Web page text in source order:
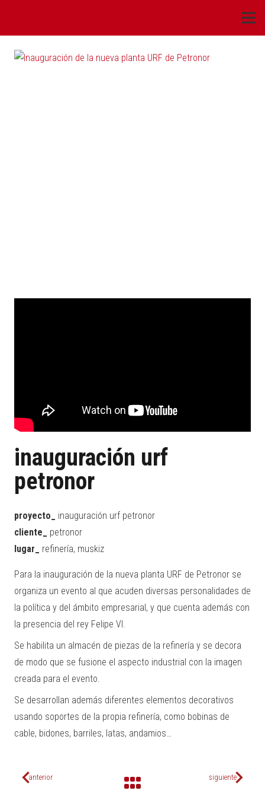
inauguración urf
petronor
proyecto_
inauguración urf petronor
cliente_
petronor
lugar_
refinería, muskiz
Para la inauguración de la nueva planta URF de Petronor se
organiza un evento al que acuden diversas personalidades de
la política y del ámbito empresarial, y que cuenta además con
la presencia del rey Felipe VI.
Se habilita un almacén de piezas de la refinería y se decora
de modo que se fusione el aspecto industrial con la imagen
creada para el evento.
Se desarrollan además diferentes elementos decorativos
usando soportes de la propia refinería, como bobinas de
cable, bidones, barriles, latas, andamios…
anterior siguiente